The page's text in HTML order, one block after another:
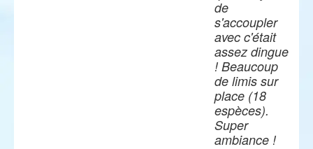
de
s'accoupler
avec c'était
assez dingue
! Beaucoup
de limis sur
place (18
espèces).
Super
ambiance !